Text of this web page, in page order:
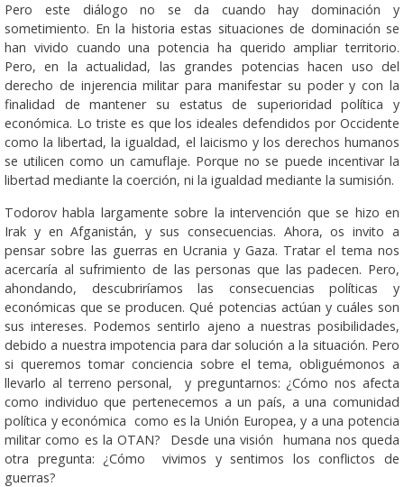
Pero este diálogo no se da cuando hay dominación y
sometimiento. En la historia estas situaciones de dominación se
han vivido cuando una potencia ha querido ampliar territorio.
Pero, en la actualidad, las grandes potencias hacen uso del
derecho de injerencia militar para manifestar su poder y con la
finalidad de mantener su estatus de superioridad política y
económica. Lo triste es que los ideales defendidos por Occidente
como la libertad, la igualdad, el laicismo y los derechos humanos
se utilicen como un camuflaje. Porque no se puede incentivar la
libertad mediante la coerción, ni la igualdad mediante la sumisión.
Todorov habla largamente sobre la intervención que se hizo en
Irak y en Afganistán, y sus consecuencias. Ahora, os invito a
pensar sobre las guerras en Ucrania y Gaza. Tratar el tema nos
acercaría al sufrimiento de las personas que las padecen. Pero,
ahondando, descubriríamos las consecuencias políticas y
económicas que se producen. Qué potencias actúan y cuáles son
sus intereses. Podemos sentirlo ajeno a nuestras posibilidades,
debido a nuestra impotencia para dar solución a la situación. Pero
si queremos tomar conciencia sobre el tema, obliguémonos a
llevarlo al terreno personal, y preguntarnos: ¿Cómo nos afecta
como individuo que pertenecemos a un país, a una comunidad
política y económica como es la Unión Europea, y a una potencia
militar como es la OTAN? Desde una visión humana nos queda
otra pregunta: ¿Cómo vivimos y sentimos los conflictos de
guerras?